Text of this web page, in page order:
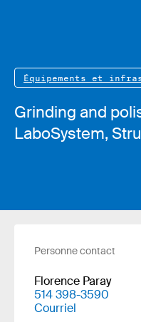
Équipements et
Grinding and
LaboSystem,
Personne contact
Florence Paray
514 398-3590
Courriel